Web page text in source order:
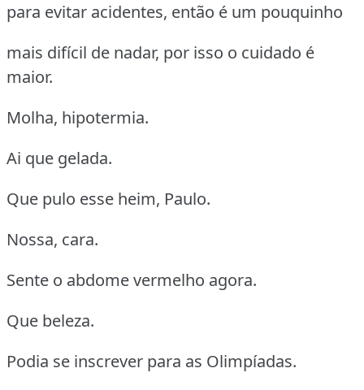
para evitar acidentes, então é um pouquinho
mais difícil de nadar, por isso o cuidado é
maior.
Molha, hipotermia.
Ai que gelada.
Que pulo esse heim, Paulo.
Nossa, cara.
Sente o abdome vermelho agora.
Que beleza.
Podia se inscrever para as Olimpíadas.